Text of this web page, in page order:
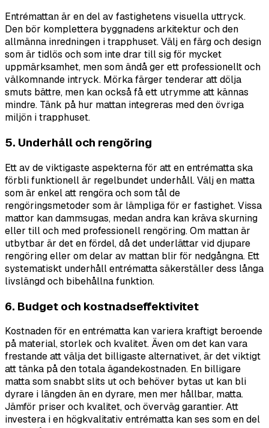
Entrémattan är en del av fastighetens visuella uttryck.
Den bör komplettera byggnadens arkitektur och den
allmänna inredningen i trapphuset. Välj en färg och design
som är tidlös och som inte drar till sig för mycket
uppmärksamhet, men som ändå ger ett professionellt och
välkomnande intryck. Mörka färger tenderar att dölja
smuts bättre, men kan också få ett utrymme att kännas
mindre. Tänk på hur mattan integreras med den övriga
miljön i trapphuset.
5. Underhåll och rengöring
Ett av de viktigaste aspekterna för att en entrématta ska
förbli funktionell är regelbundet underhåll. Välj en matta
som är enkel att rengöra och som tål de
rengöringsmetoder som är lämpliga för er fastighet. Vissa
mattor kan dammsugas, medan andra kan kräva skurning
eller till och med professionell rengöring. Om mattan är
utbytbar är det en fördel, då det underlättar vid djupare
rengöring eller om delar av mattan blir för nedgångna. Ett
systematiskt underhåll entrématta säkerställer dess långa
livslängd och bibehållna funktion.
6. Budget och kostnadseffektivitet
Kostnaden för en entrématta kan variera kraftigt beroende
på material, storlek och kvalitet. Även om det kan vara
frestande att välja det billigaste alternativet, är det viktigt
att tänka på den totala ägandekostnaden. En billigare
matta som snabbt slits ut och behöver bytas ut kan bli
dyrare i längden än en dyrare, men mer hållbar, matta.
Jämför priser och kvalitet, och överväg garantier. Att
investera i en högkvalitativ entrématta kan ses som en del